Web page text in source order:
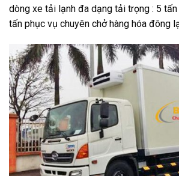
dòng xe tải lạnh đa dạng tải trọng : 5 tấn
tấn phục vụ chuyên chở hàng hóa đông